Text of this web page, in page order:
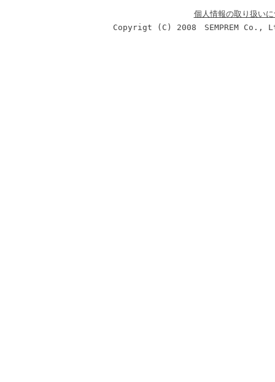
個人情報の取り扱い
Copyrigt (C) 2008 SEMPREM